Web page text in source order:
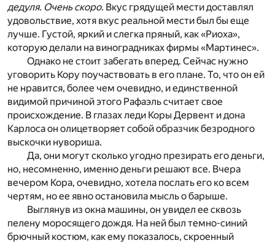
дедуля. Очень скоро. Вкус грядущей мести доставлял
удовольствие, хотя вкус реальной мести был бы еще
лучше. Густой, яркий и слегка пряный, как «Риоха»,
которую делали на виноградниках фирмы «Мартинес».
Однако не стоит забегать вперед. Сейчас нужно
уговорить Кору поучаствовать в его плане. То, что он ей
не нравится, более чем очевидно, и единственной
видимой причиной этого Рафаэль считает свое
происхождение. В глазах леди Коры Дервент и дона
Карлоса он олицетворяет собой образчик безродного
выскочки нувориша.
Да, они могут сколько угодно презирать его деньги,
но, несомненно, именно деньги решают все. Вчера
вечером Кора, очевидно, хотела послать его ко всем
чертям, но ее явно остановила мысль о барыше.
Выглянув из окна машины, он увидел ее сквозь
пелену моросящего дождя. На ней был темно-синий
брючный костюм, как ему показалось, скроенный